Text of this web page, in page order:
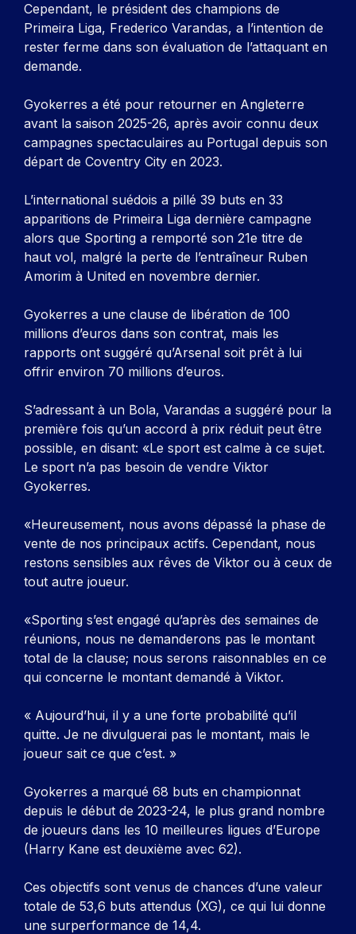
Cependant, le président des champions de
Primeira Liga, Frederico Varandas, a l’intention de
rester ferme dans son évaluation de l’attaquant en
demande.
Gyokerres a été pour retourner en Angleterre
avant la saison 2025-26, après avoir connu deux
campagnes spectaculaires au Portugal depuis son
départ de Coventry City en 2023.
L’international suédois a pillé 39 buts en 33
apparitions de Primeira Liga dernière campagne
alors que Sporting a remporté son 21e titre de
haut vol, malgré la perte de l’entraîneur Ruben
Amorim à United en novembre dernier.
Gyokerres a une clause de libération de 100
millions d’euros dans son contrat, mais les
rapports ont suggéré qu’Arsenal soit prêt à lui
offrir environ 70 millions d’euros.
S’adressant à un Bola, Varandas a suggéré pour la
première fois qu’un accord à prix réduit peut être
possible, en disant: «Le sport est calme à ce sujet.
Le sport n’a pas besoin de vendre Viktor
Gyokerres.
«Heureusement, nous avons dépassé la phase de
vente de nos principaux actifs. Cependant, nous
restons sensibles aux rêves de Viktor ou à ceux de
tout autre joueur.
«Sporting s’est engagé qu’après des semaines de
réunions, nous ne demanderons pas le montant
total de la clause; nous serons raisonnables en ce
qui concerne le montant demandé à Viktor.
« Aujourd’hui, il y a une forte probabilité qu’il
quitte. Je ne divulguerai pas le montant, mais le
joueur sait ce que c’est. »
Gyokerres a marqué 68 buts en championnat
depuis le début de 2023-24, le plus grand nombre
de joueurs dans les 10 meilleures ligues d’Europe
(Harry Kane est deuxième avec 62).
Ces objectifs sont venus de chances d’une valeur
totale de 53,6 buts attendus (XG), ce qui lui donne
une surperformance de 14,4.